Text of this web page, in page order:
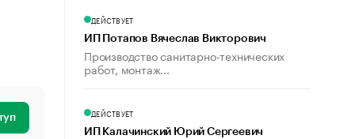
ДЕЙСТВУЕТ
ИП Потапов Вячеслав Викторович
Производство санитарно-технических
работ, монтаж...
ДЕЙСТВУЕТ
ИП Калачинский Юрий Сергеевич